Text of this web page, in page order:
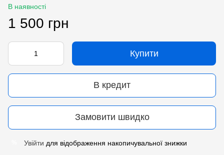
В наявності
1 500 грн
Купити
В кредит
Замовити швидко
Увійти для відображення накопичувальної знижки